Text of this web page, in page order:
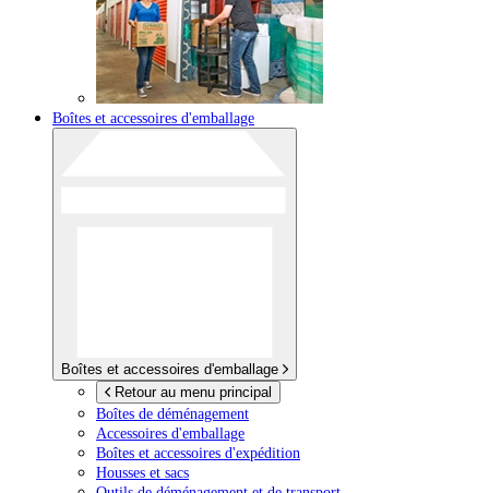
Boîtes et accessoires d'emballage
Boîtes et accessoires d'emballage
Retour au menu principal
Boîtes de déménagement
Accessoires d'emballage
Boîtes et accessoires d'expédition
Housses et sacs